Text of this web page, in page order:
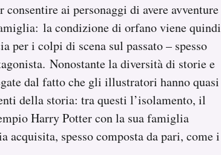
ai personaggi di avere avventure
la condizione di orfano viene quindi
per i colpi di scena sul passato – spesso
Nonostante la diversità di storie e
dal fatto che gli illustratori hanno quasi
della storia: tra questi l’isolamento, il
Harry Potter con la sua famiglia
spesso composta da pari, come i